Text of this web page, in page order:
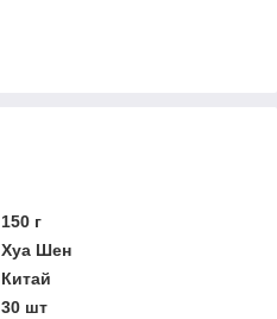
150 г
Хуа Шен
Китай
30 шт